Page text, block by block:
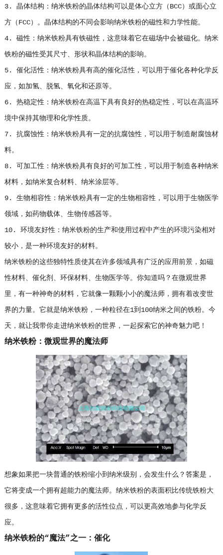
3. 晶体结构：纳米铁粉的晶体结构可以是体心立方（BCC）或面心立
方（FCC）。晶体结构的不同会影响纳米铁粉的磁性和力学性能。
4. 磁性：纳米铁粉具有铁磁性，这意味着它在磁场中会被磁化。纳米
铁粉的磁性受其尺寸、形状和晶体结构的影响。
5. 催化活性：纳米铁粉具有高的催化活性，可以用于催化各种化学反
应，如加氢、脱氢、氧化和还原等。
6. 热稳定性：纳米铁粉在高温下具有良好的热稳定性，可以在高温环
境中保持其物理和化学性质。
7. 抗腐蚀性：纳米铁粉具有一定的抗腐蚀性，可以用于制造耐腐蚀材
料。
8. 可加工性：纳米铁粉具有良好的可加工性，可以用于制造各种纳米
材料，如纳米复合材料、纳米涂层等。
9. 生物相容性：纳米铁粉具有一定的生物相容性，可以用于生物医学
领域，如药物载体、生物传感器等。
10. 环境友好性：纳米铁粉的生产和使用过程中产生的环境污染相对
较小，是一种环境友好的材料。
纳米铁粉的这些独特性质使其在许多领域具有广泛的应用前景，如磁
性材料、催化剂、环保材料、生物医学等。你知道吗？在微观世界
里，有一种神奇的材料，它就像一颗颗小小的魔法师，拥有着改变世
界的力量。它就是纳米铁粉，一种粒径在1到100纳米之间的铁粉。今
天，就让我带你走进纳米铁粉的世界，一起探索它的神奇魅力吧！
纳米铁粉：微观世界的魔法师
想象如果把一块普通的铁粉缩小到纳米级别，会发生什么？答案是，
它将变成一个拥有超能力的魔法师。纳米铁粉的表面积比传统铁粉大
很多，这意味着它拥有更多的活性位点，可以更高效地参与化学反
应。
纳米铁粉的“魔法”之一：催化